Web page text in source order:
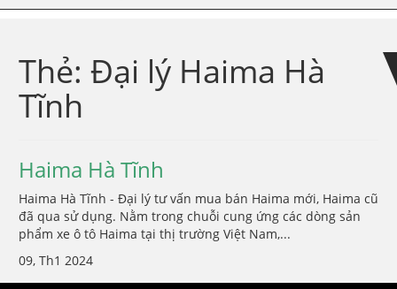
Thẻ: Đại lý Haima Hà
Tĩnh
Haima Hà Tĩnh
Haima Hà Tĩnh - Đại lý tư vấn mua bán Haima mới, Haima cũ
đã qua sử dụng. Nằm trong chuỗi cung ứng các dòng sản
phẩm xe ô tô Haima tại thị trường Việt Nam,...
09, Th1 2024